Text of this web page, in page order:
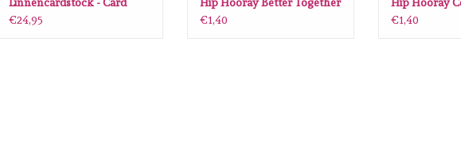
Deco - SC - 50 Sheets
€24,95
12 x12
€1,40
me 12 x12
€1,40